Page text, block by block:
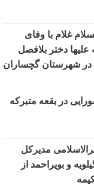
غلام با وفای
دختر بلافصل
در شهرستان گچساران
در بقعه متبرکه
مدیرکل
و بویراحمد از